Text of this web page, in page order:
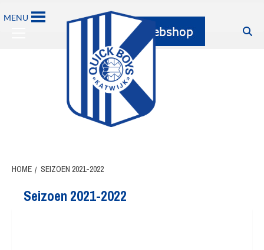
MENU
HOME SEIZOEN 2021-2022
Seizoen 2021-2022